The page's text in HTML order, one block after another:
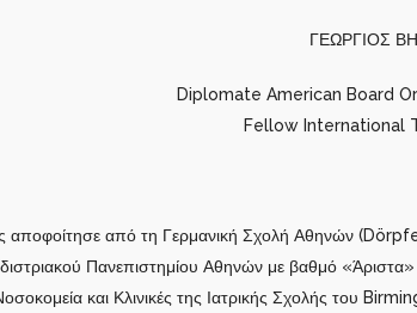
ΓΕΩΡΓΙΟΣ
Diplomate American Board
Fellow International
αποφοίτησε από τη Γερμανική Σχολή Αθηνών
Πανεπιστημίου Αθηνών με βαθμό
και Κλινικές της Ιατρικής Σχολής του